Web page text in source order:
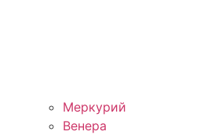
Меркурий
Венера